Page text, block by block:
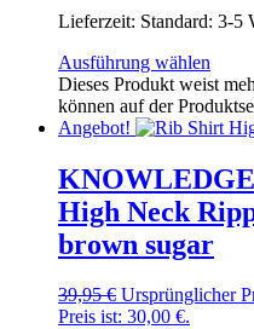
Lieferzeit: Standard: 3-5
Ausführung wählen
Dieses Produkt weist
können auf der
Angebot!
High Neck
brown sugar
39,95€ Ursprünglicher
Preis ist: 30,00 €.